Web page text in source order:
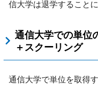
信大学は退学することに
通信大学での単
＋スクーリング
通信大学で単位を取得